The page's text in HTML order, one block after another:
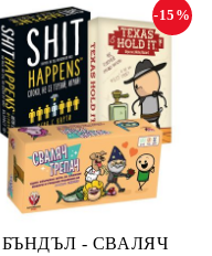
БЪНДЪЛ - СВАЛЯЧ
-15%